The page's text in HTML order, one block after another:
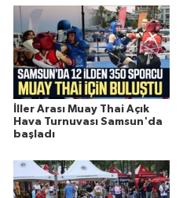
İller Arası Muay Thai Açık
Hava Turnuvası Samsun'da
başladı